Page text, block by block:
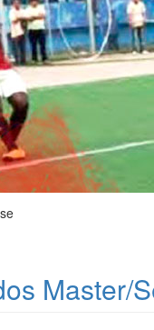
Master/